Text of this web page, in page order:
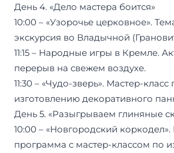
День 4. «Дело мастера боится»
10:00 – «Узорочье церковное».
экскурсия во Владычной
11:15 – Народные игры в Кремле.
перерыв на свежем воздухе.
11:30 – «Чудо-зверь». Мастер-класс
изготовлению декоративного
День 5. «Разыгрываем глиняные
10:00 – «Новгородский
программа с мастер-классом по